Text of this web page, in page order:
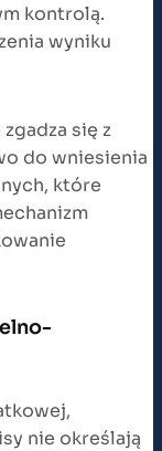
kontrolą.
wyniku
się z
do wniesienia
które
nie określają